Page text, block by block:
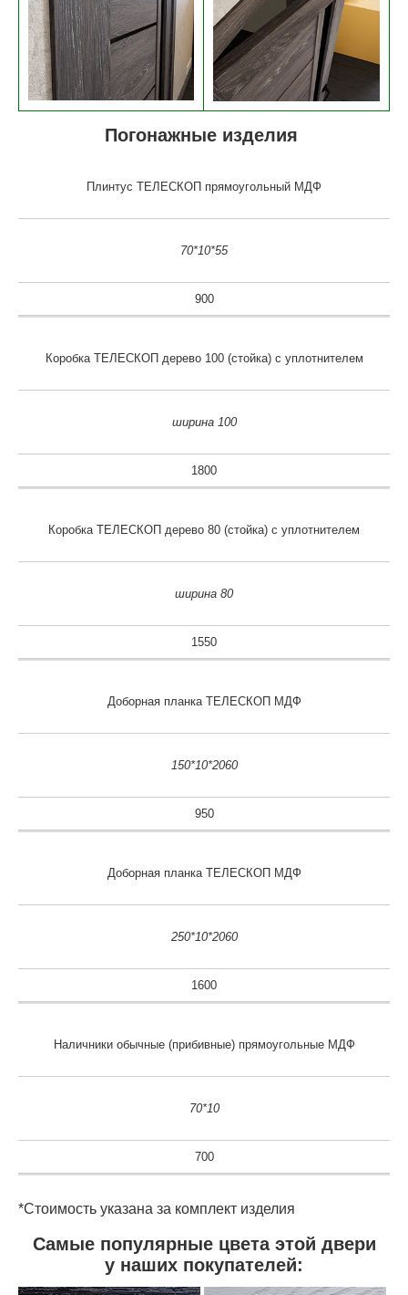
Погонажные изделия
Плинтус ТЕЛЕСКОП прямоугольный МДФ
70*10*55
900
Коробка ТЕЛЕСКОП дерево 100 (стойка) с уплотнителем
ширина 100
1800
Коробка ТЕЛЕСКОП дерево 80 (стойка) с уплотнителем
ширина 80
1550
Доборная планка ТЕЛЕСКОП МДФ
150*10*2060
950
Доборная планка ТЕЛЕСКОП МДФ
250*10*2060
1600
Наличники обычные (прибивные) прямоугольные МДФ
70*10
700
*Стоимость указана за комплект изделия
Самые популярные цвета этой двери
у наших покупателей: